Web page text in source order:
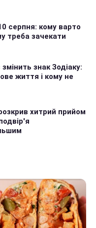
серпня: кому варто
треба зачекати
знак Зодіаку:
життя і кому не
хитрий прийом